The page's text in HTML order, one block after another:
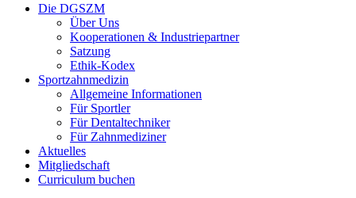
Die DGSZM
Über Uns
Kooperationen & Industriepartner
Satzung
Ethik-Kodex
Sportzahnmedizin
Allgemeine Informationen
Für Sportler
Für Dentaltechniker
Für Zahnmediziner
Aktuelles
Mitgliedschaft
Curriculum buchen